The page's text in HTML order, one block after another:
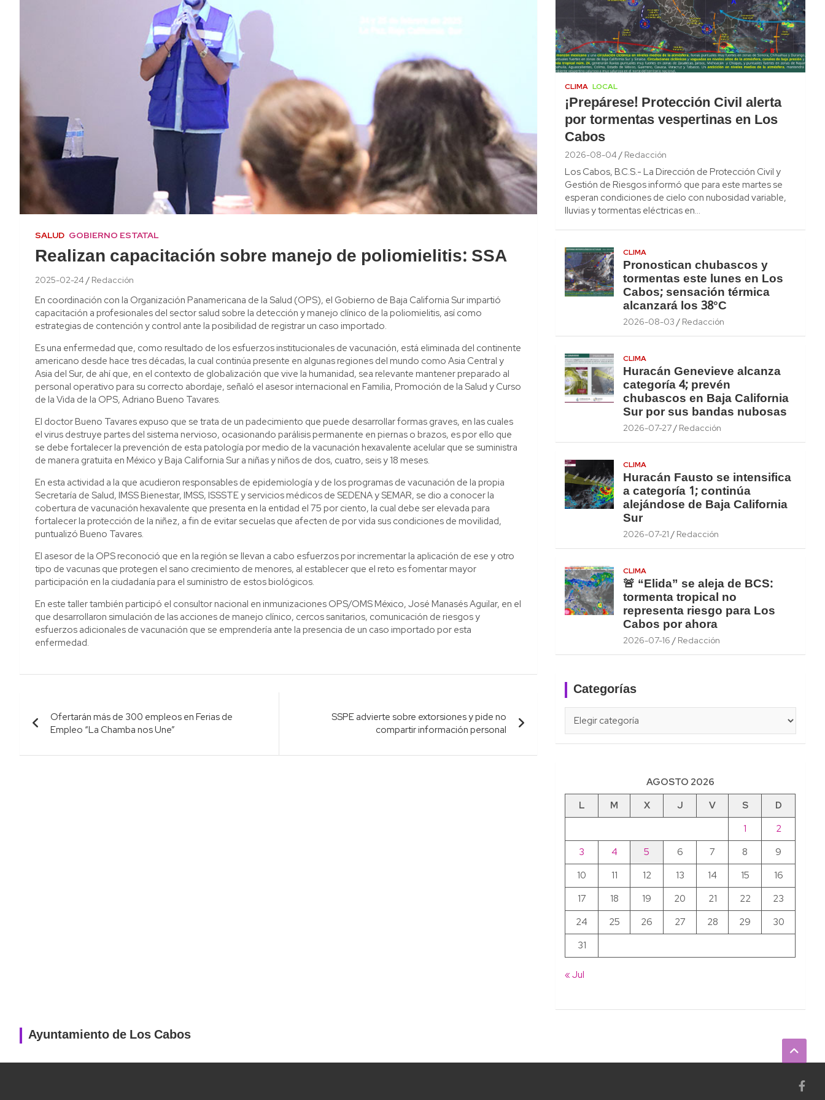
SALUD GOBIERNO ESTATAL
Realizan capacitación sobre manejo de poliomielitis: SSA
2025-02-24 Redacción
En coordinación con la Organización Panamericana de la Salud (OPS), el Gobierno de Baja California Sur impartió
capacitación a profesionales del sector salud sobre la detección y manejo clínico de la poliomielitis, así como
estrategias de contención y control ante la posibilidad de registrar un caso importado.
Es una enfermedad que, como resultado de los esfuerzos institucionales de vacunación, está eliminada del continente
americano desde hace tres décadas, la cual continúa presente en algunas regiones del mundo como Asia Central y
Asia del Sur, de ahí que, en el contexto de globalización que vive la humanidad, sea relevante mantener preparado al
personal operativo para su correcto abordaje, señaló el asesor internacional en Familia, Promoción de la Salud y Curso
de la Vida de la OPS, Adriano Bueno Tavares.
El doctor Bueno Tavares expuso que se trata de un padecimiento que puede desarrollar formas graves, en las cuales
el virus destruye partes del sistema nervioso, ocasionando parálisis permanente en piernas o brazos, es por ello que
se debe fortalecer la prevención de esta patología por medio de la vacunación hexavalente acelular que se suministra
de manera gratuita en México y Baja California Sur a niñas y niños de dos, cuatro, seis y 18 meses.
En esta actividad a la que acudieron responsables de epidemiología y de los programas de vacunación de la propia
Secretaría de Salud, IMSS Bienestar, IMSS, ISSSTE y servicios médicos de SEDENA y SEMAR, se dio a conocer la
cobertura de vacunación hexavalente que presenta en la entidad el 75 por ciento, la cual debe ser elevada para
fortalecer la protección de la niñez, a fin de evitar secuelas que afecten de por vida sus condiciones de movilidad,
puntualizó Bueno Tavares.
El asesor de la OPS reconoció que en la región se llevan a cabo esfuerzos por incrementar la aplicación de ese y otro
tipo de vacunas que protegen el sano crecimiento de menores, al establecer que el reto es fomentar mayor
participación en la ciudadanía para el suministro de estos biológicos.
En este taller también participó el consultor nacional en inmunizaciones OPS/OMS México, José Manasés Aguilar, en el
que desarrollaron simulación de las acciones de manejo clínico, cercos sanitarios, comunicación de riesgos y
esfuerzos adicionales de vacunación que se emprendería ante la presencia de un caso importado por esta
enfermedad.
Navegación
de
entradas
Ofertarán más de 300 empleos en Ferias de
Empleo “La Chamba nos Une”
SSPE advierte sobre extorsiones y pide no
compartir información personal
CLIMA LOCAL
¡Prepárese! Protección Civil alerta
por tormentas vespertinas en Los
Cabos
2026-08-04 Redacción
Los Cabos, B.C.S.- La Dirección de Protección Civil y
Gestión de Riesgos informó que para este martes se
esperan condiciones de cielo con nubosidad variable,
lluvias y tormentas eléctricas en…
CLIMA
Pronostican chubascos y
tormentas este lunes en Los
Cabos; sensación térmica
alcanzará los 38°C
2026-08-03 Redacción
CLIMA
Huracán Genevieve alcanza
categoría 4; prevén
chubascos en Baja California
Sur por sus bandas nubosas
2026-07-27 Redacción
CLIMA
Huracán Fausto se intensifica
a categoría 1; continúa
alejándose de Baja California
Sur
2026-07-21 Redacción
CLIMA
🚨 “Elida” se aleja de BCS:
tormenta tropical no
representa riesgo para Los
Cabos por ahora
2026-07-16 Redacción
Categorías
AGOSTO 2026
L
M X J V S
D
1
2
3
4 5 6 7 8
9
10
11 12 13 14 15
16
17
18 19 20 21 22
23
24
25 26 27 28 29
30
31
« Jul
Ayuntamiento de Los Cabos